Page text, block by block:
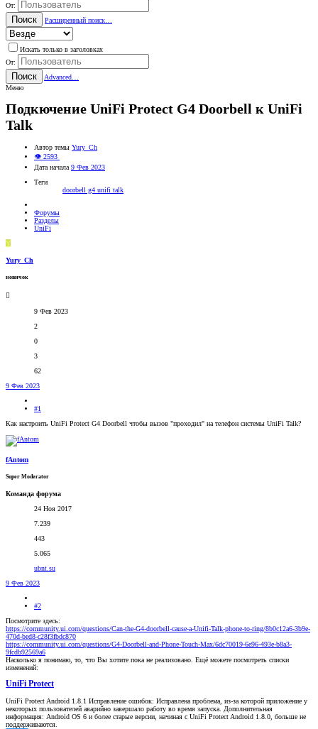
От:
Поиск Расширенный поиск…
Искать только в заголовках
От:
Поиск
Advanced…
Меню
Подкючение UniFi Protect G4 Doorbell к UniFi
Talk
Автор темы Yury_Ch
👁 2593
Дата начала 9 Фев 2023
Теги
doorbell g4 unifi talk
Форумы
Разделы
UniFi
Y
Yury_Ch
новичок
9 Фев 2023
2
0
3
62
9 Фев 2023
#1
Как настроить UniFi Protect G4 Doorbell чтобы вызов "проходил" на телефон системы UniFi Talk?
fAntom
Super Moderator
Команда форума
24 Ноя 2017
7.239
443
5.065
ubnt.su
9 Фев 2023
#2
Посмотрите здесь:
https://community.ui.com/questions/Can-the-G4-doorbell-cause-a-Unifi-Talk-phone-to-ring/8b0c12a6-3b9e-
470d-bed8-c28f3fbdc870
https://community.ui.com/questions/G4-Doorbell-and-Phone-Touch-Max/6dc70019-6e96-493e-b8a3-
9fcdb92569a6
Насколько я понимаю, то, что Вы хотите пока не реализовано. Ещё можете посмотреть списки
изменений:
UniFi Protect
UniFi Protect Android 1.8.1 Исправление ошибок: Исправлена проблема, из-за которой приложение у
некоторых пользователей аварийно завершало работу во время запуска. Дополнительная
информация: Android OS 6 и более старые версии, начиная с UniFi Protect Android 1.8.0, больше не
поддерживаются.